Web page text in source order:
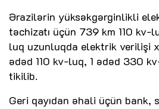
Ərazilərin yüksəkgərginlikli
təchizatı üçün 739 km 110
luq uzunluqda elektrik verilişi
ədəd 110 kv-luq, 1 ədəd 330
tikilib.
Geri qayıdan əhali üçün bank,